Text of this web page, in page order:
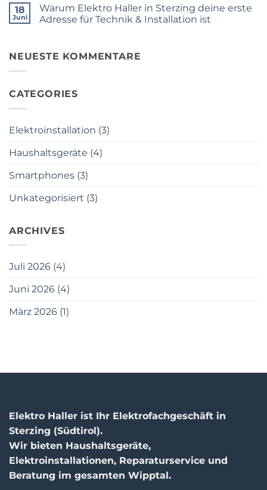
Elektro
Haller
Smartphone
zuverlässig
vor
teuren
Reparaturkosten
Welche
Waschmaschine
ist
18
Juni
Warum Elektro Haller in Sterzing deine erste
Adresse für Technik & Installation ist
Warum
Elektro
deine
&
NEUESTE KOMMENTARE
CATEGORIES
Elektroinstallation (3)
Haushaltsgeräte (4)
Smartphones (3)
Unkategorisiert (3)
ARCHIVES
Juli 2026 (4)
Juni 2026 (4)
März 2026 (1)
Elektro Haller ist Ihr Elektrofachgeschäft in
Sterzing (Südtirol).
Wir bieten Haushaltsgeräte,
Elektroinstallationen, Reparaturservice und
Beratung im gesamten Wipptal.